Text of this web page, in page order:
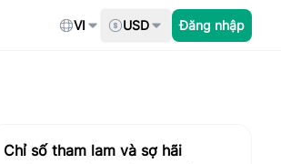
VI USD Đăng nhập
Chỉ số tham lam và sợ hãi